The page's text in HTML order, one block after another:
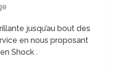
jusqu’au bout des
en nous proposant
Shock .